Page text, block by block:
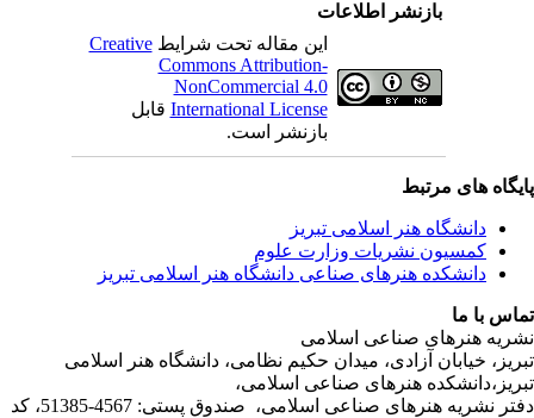
بازنشر اطلاعات
این مقاله تحت شرایطCreative
Commons Attribution-
NonCommercial 4.0
International Licenseقابل
بازنشر است.
مرتبط
هنر اسلامی تبریز
نشریات وزارت علوم
هنرهای صناعی دانشگاه هنر اسلامی تبریز
صناعی اسلامی
آزادی، میدان حکیم نظامی، دانشگاه هنر اسلامی
هنرهای صناعی اسلامی،
دفتر نشریه هنرهای صناعی اسلامی، صندوق پستی: 4567-51385، کد